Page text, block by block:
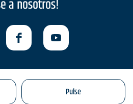
a nosotros!
Pulse